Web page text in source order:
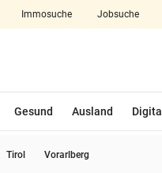
Immosuche Jobsuche
Gesund Ausland Digital
Tirol Vorarlberg